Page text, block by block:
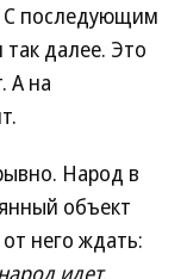
С последующим
далее. Это
А на
Народ в
объект
него ждать:
идет,